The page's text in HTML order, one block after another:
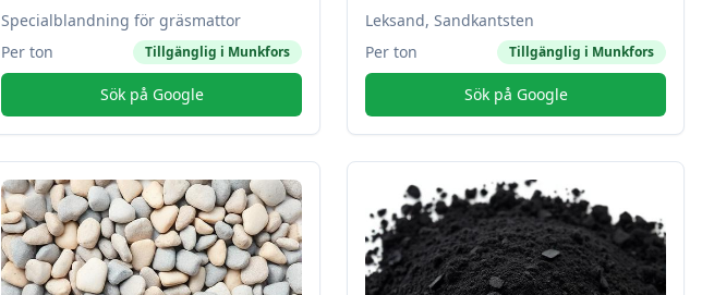
Specialblandning för gräsmattor
Per ton
Tillgänglig i Munkfors
Sök på Google
Leksand, Sandkantsten
Per ton
Tillgänglig i Munkfors
Sök på Google